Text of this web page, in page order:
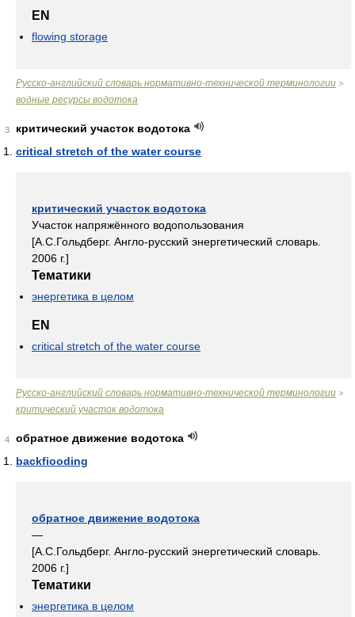
EN
flowing storage
Русско-английский словарь нормативно-технической терминологии >
водные ресурсы водотока
3
критический участок водотока
critical stretch of the water course
критический участок водотока
Участок напряжённого водопользования
[А.С.Гольдберг. Англо-русский энергетический словарь.
2006 г.]
Тематики
энергетика в целом
EN
critical stretch of the water course
Русско-английский словарь нормативно-технической терминологии >
критический участок водотока
4
обратное движение водотока
backfiooding
обратное движение водотока
—
[А.С.Гольдберг. Англо-русский энергетический словарь.
2006 г.]
Тематики
энергетика в целом